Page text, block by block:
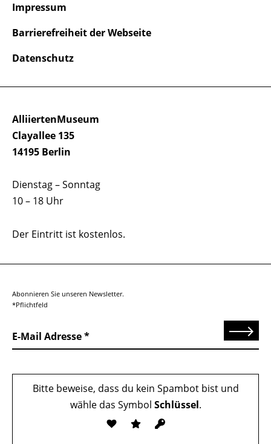
AlliiertenMuseum
Clayallee 135
14195 Berlin
Dienstag – Sonntag
10 – 18 Uhr
Der Eintritt ist kostenlos.
Impressum
Barrierefreiheit der Webseite
Datenschutz
Abonnieren Sie unseren Newsletter.
*Pflichtfeld
E-Mail Adresse Senden
Bitte beweise, dass du kein Spambot bist und
wähle das Symbol Schlüssel.